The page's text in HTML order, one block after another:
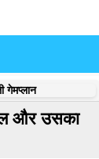
और उसका